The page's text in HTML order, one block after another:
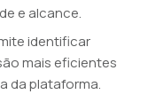
e alcance.
identificar
mais eficientes
da plataforma.